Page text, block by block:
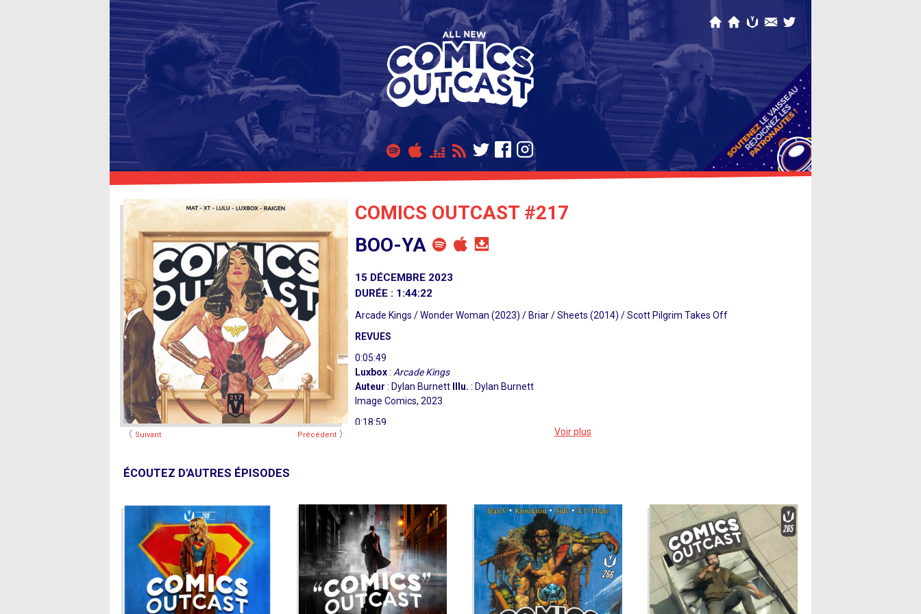
〈 Suivant Précédent〉
COMICS OUTCAST #217
BOO-YA
15 DÉCEMBRE 2023
DURÉE : 1:44:22
Arcade Kings / Wonder Woman (2023) / Briar / Sheets (2014) / Scott Pilgrim Takes Off
REVUES
0:05:49
Luxbox: Arcade Kings
Auteur : Dylan Burnett Illu. : Dylan Burnett
Image Comics, 2023
0:18:59
Lulu:Briar
Auteur: Christopher Cantwell Illu.: German Garcia
Colo.: Matheus Lopes
BOOM! Studios, 2023
0:56:07
DOSSIER:Sheets
Auteur: Brenna Thummler
Voir plus
ÉCOUTEZ D'AUTRES ÉPISODES